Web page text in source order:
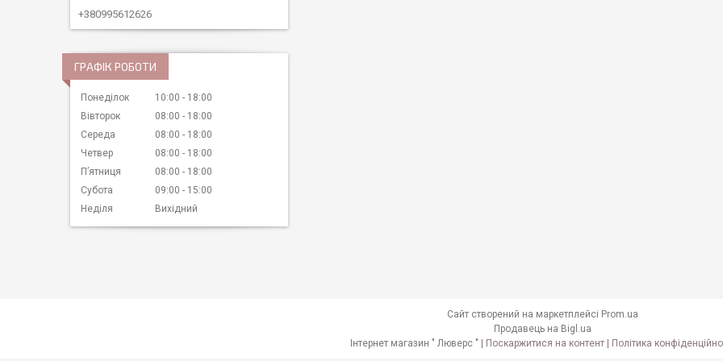
+380995612626
ГРАФІК РОБОТИ
Понеділок 10:00
18:00
Вівторок
08:00
18:00
Середа
08:00
18:00
Четвер
08:00
18:00
Пʼятниця
08:00
18:00
Субота
09:00
15:00
Неділя
Вихідний
Сайт створений на маркетплейсі Prom.ua
Продавець на Bigl.ua
Інтернет магазин " Люверс " | Поскаржитися на контент | Політика